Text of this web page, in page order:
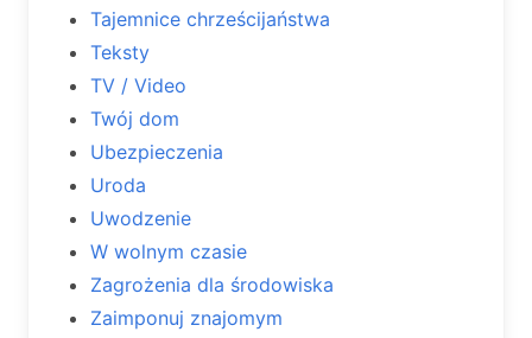
Tajemnice chrześcijaństwa
Teksty
TV / Video
Twój dom
Ubezpieczenia
Uroda
Uwodzenie
W wolnym czasie
Zagrożenia dla środowiska
Zaimponuj znajomym